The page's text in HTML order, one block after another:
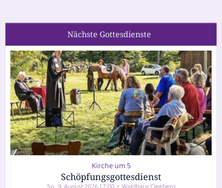
Kirche um 5
Schöpfungsgottesdienst
So., 9. August 2026 17:00
Nächste Gottesdienste
Kirche um 5
Schöpfungsgottesdienst
So., 9. August 2026 17:00 Waldhaus Cleeberg